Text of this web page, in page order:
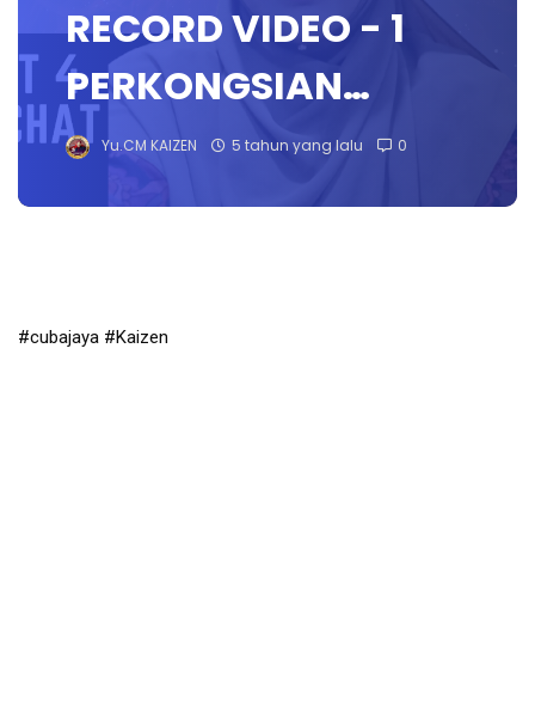
RECORD VIDEO - 1
PERKONGSIAN…
Yu.CM KAIZEN 5 tahun yang lalu 0
#cubajaya #Kaizen